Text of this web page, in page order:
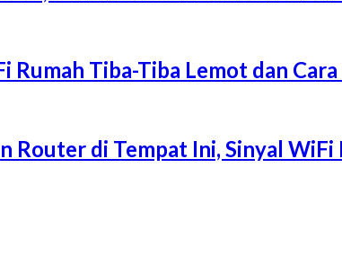
Rumah Tiba-Tiba Lemot dan
Router di Tempat Ini, Sinyal WiFi